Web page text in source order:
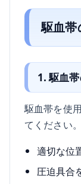
駆血帯
1. 駆血
駆血帯を使
てください。
適切な位
圧迫具合